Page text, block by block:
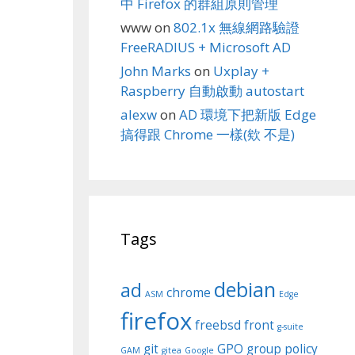
wwwon 802.1x 無線網路驗證
FreeRADIUS + Microsoft AD
John Marks on Uxplay +
Raspberry 自動啟動 autostart
alexwon AD 環境下把新版 Edge
搞得跟 Chrome 一樣(欸 不是)
Tags
ad ASM chrome debian Edge
firefoxfreebsd front g-suite
GAM git gitea Google GPO group policy